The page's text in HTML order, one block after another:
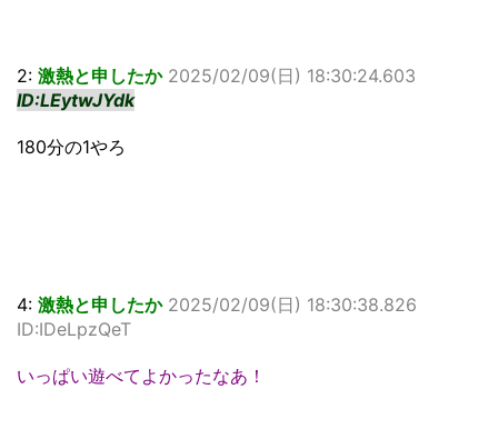
2: 激熱と申したか 2025/02/09(日) 18:30:24.603
ID:LEytwJYdk
180分の1やろ
4: 激熱と申したか 2025/02/09(日) 18:30:38.826
ID:IDeLpzQeT
いっぱい遊べてよかったなあ！